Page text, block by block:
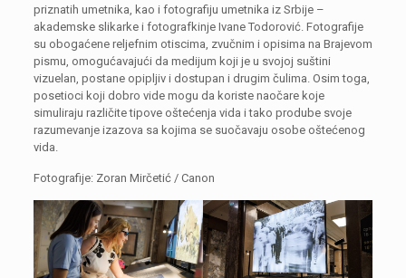
priznatih umetnika, kao i fotografiju umetnika iz Srbije –
akademske slikarke i fotografkinje Ivane Todorović. Fotografije
su obogaćene reljefnim otiscima, zvučnim i opisima na Brajevom
pismu, omogućavajući da medijum koji je u svojoj suštini
vizuelan, postane opipljiv i dostupan i drugim čulima. Osim toga,
posetioci koji dobro vide mogu da koriste naočare koje
simuliraju različite tipove oštećenja vida i tako prodube svoje
razumevanje izazova sa kojima se suočavaju osobe oštećenog
vida.
Fotografije: Zoran Mirčetić / Canon